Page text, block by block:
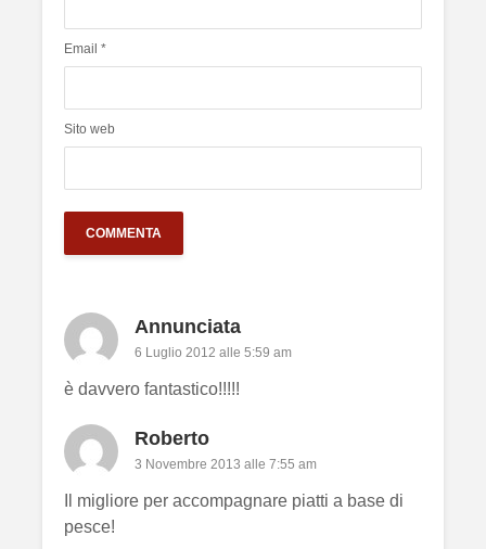
Email *
Sito web
Annunciata
6 Luglio 2012 alle 5:59 am
è davvero fantastico!!!!!
Roberto
3 Novembre 2013 alle 7:55 am
Il migliore per accompagnare piatti a base di
pesce!